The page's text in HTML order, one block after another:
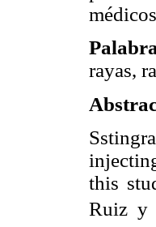
rayas,
this
Ruiz